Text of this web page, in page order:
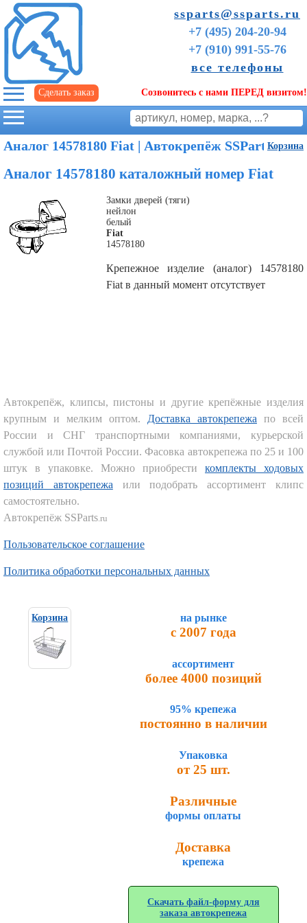
ssparts@ssparts.ru
+7 (495) 204-20-94
+7 (910) 991-55-76
все телефоны
Сделать заказ Созвонитесь с нами ПЕРЕД визитом!
Корзина
Комплекты
ходового
автокрепежа
Торговое
оборудование
Комплекты
Аналог 14578180 Fiat | Автокрепёж SSParts
Аналог 14578180 каталожный номер Fiat
Замки дверей (тяги)
нейлон
белый
Fiat
14578180
Крепежное изделие (аналог) 14578180
Fiat в данный момент отсутствует
Автокрепёж, клипсы, пистоны и другие крепёжные изделия
крупным и мелким оптом. Доставка автокрепежа по всей
России и СНГ транспортными компаниями, курьерской
службой или Почтой России. Фасовка автокрепежа по 25 и 100
штук в упаковке. Можно приобрести комплекты ходовых
позиций автокрепежа или подобрать ассортимент клипс
самостоятельно.
Автокрепёж SSParts .ru
Пользовательское соглашение
Политика обработки персональных данных
Корзина на рынке
с 2007 года
ассортимент
более 4000 позиций
95% крепежа
постоянно в наличии
Упаковка
от 25 шт.
Различные
формы оплаты
Доставка
крепежа
Скачать файл-форму для
заказа автокрепежа